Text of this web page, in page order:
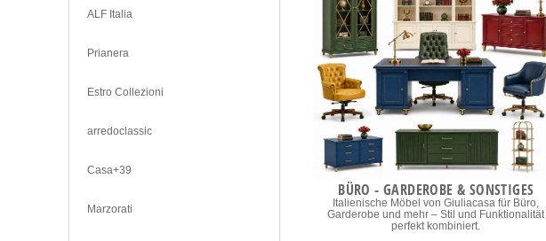
BÜRO - GARDEROBE & SONSTIGES
Italienische Möbel von Giuliacasa für Büro,
Garderobe und mehr – Stil und Funktionalität
perfekt kombiniert.
ALF Italia
Prianera
Estro Collezioni
arredoclassic
Casa+39
Marzorati